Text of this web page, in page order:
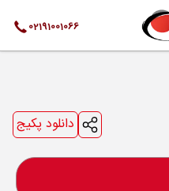
02191001066
دانلود پکیج